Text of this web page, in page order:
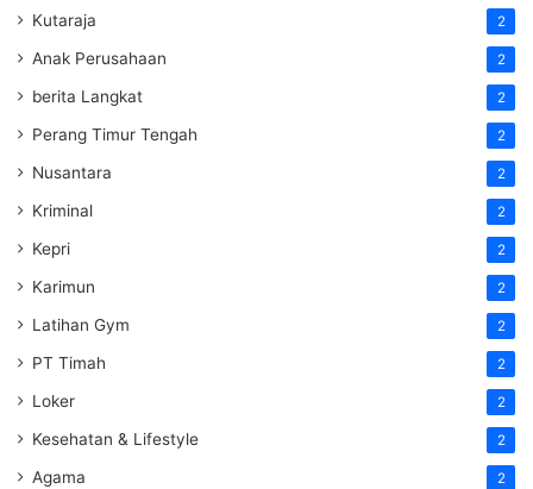
Kutaraja 2
Anak Perusahaan 2
berita Langkat 2
Perang Timur Tengah 2
Nusantara 2
Kriminal 2
Kepri 2
Karimun 2
Latihan Gym 2
PT Timah 2
Loker 2
Kesehatan & Lifestyle 2
Agama 2